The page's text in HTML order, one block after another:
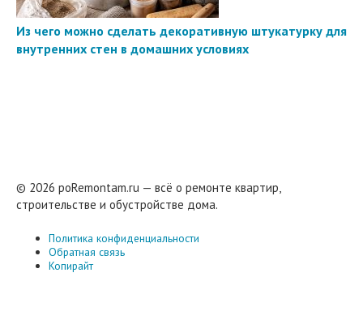
Из чего можно сделать декоративную штукатурку для
внутренних стен в домашних условиях
© 2026 poRemontam.ru — всё о ремонте квартир,
строительстве и обустройстве дома.
Политика конфиденциальности
Обратная связь
Копирайт